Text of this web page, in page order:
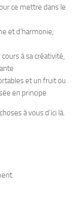
ce mettre dans le
et d’harmonie,
à sa créativité,
et un fruit ou
en principe
à vous d’ici là.